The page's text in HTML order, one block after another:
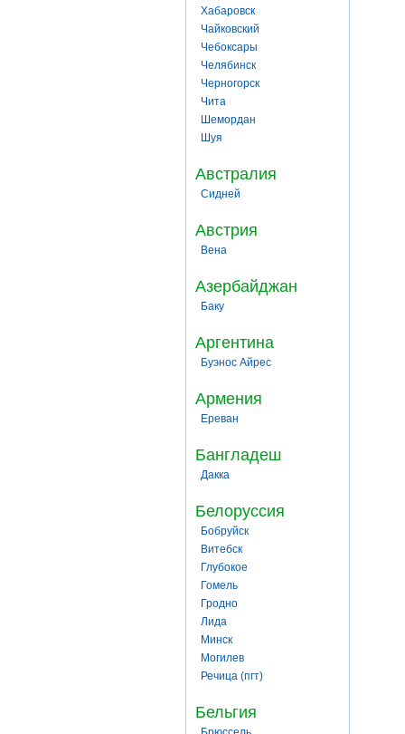
Хабаровск
Чайковский
Чебоксары
Челябинск
Черногорск
Чита
Шемордан
Шуя
Австралия
Сидней
Австрия
Вена
Азербайджан
Баку
Аргентина
Буэнос Айрес
Армения
Ереван
Бангладеш
Дакка
Белоруссия
Бобруйск
Витебск
Глубокое
Гомель
Гродно
Лида
Минск
Могилев
Речица (пгт)
Бельгия